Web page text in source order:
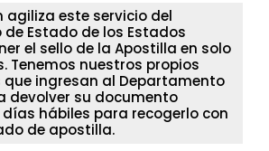
agiliza este servicio del
Estado de los Estados
el sello de la Apostilla en solo
Tenemos nuestros propios
ingresan al Departamento
devolver su documento
días hábiles para recogerlo con
de apostilla.